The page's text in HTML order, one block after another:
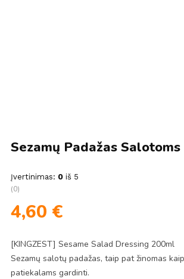
Sezamų Padažas
Įvertinimas: 0 iš 5
(0)
4,60 €
[KINGZEST] Sesame Salad Dressing 200ml
Sezamų salotų padažas, taip pat žinomas
patiekalams gardinti.